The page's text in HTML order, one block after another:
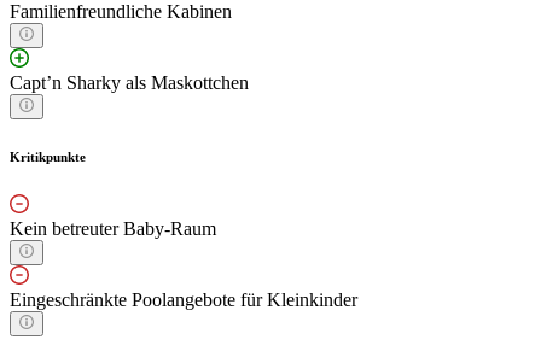
Familienfreundliche Kabinen
Capt’n Sharky als Maskottchen
Kritikpunkte
Kein betreuter Baby-Raum
Eingeschränkte Poolangebote für Kleinkinder